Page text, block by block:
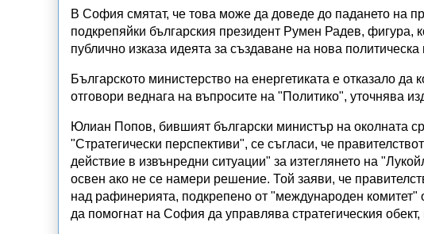
В София смятат, че това може да доведе до падането на
подкрепяйки българския президент Румен Радев, фигура,
публично изказа идеята за създаване на нова политическа
Българското министерство на енергетиката е отказало
отговори веднага на въпросите на "Политико", уточнява
Юлиан Попов, бившият български министър на околната
"Стратегически перспективи", се съгласи, че
действие в извънредни ситуации" за изтеглянето на
освен ако не се намери решение. Той заяви, че
над рафинерията, подкрепено от "международен комитет"
да помогнат на София да управлява стратегическия